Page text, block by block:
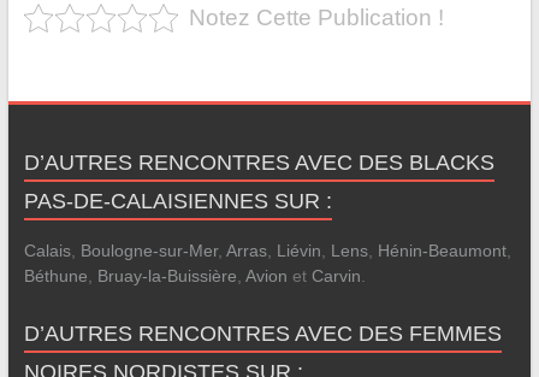
Notez Cette Publication !
D’AUTRES RENCONTRES AVEC DES BLACKS
PAS-DE-CALAISIENNES SUR :
Calais, Boulogne-sur-Mer, Arras, Liévin Lens, Hénin-Beaumont,
Béthune
Bruay-la-Buissière Avion et Carvin
D’AUTRES RENCONTRES AVEC DES FEMMES
NOIRES NORDISTES SUR :